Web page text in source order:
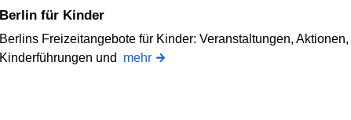
Berlin für Kinder
Berlins Freizeitangebote für Kinder: Veranstaltungen,
Kinderführungen und mehr